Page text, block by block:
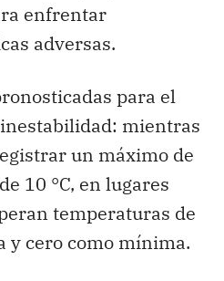
enfrentar
adversas.
para el
mientras
un máximo de
10 °C, en lugares
temperaturas de
y cero como mínima.